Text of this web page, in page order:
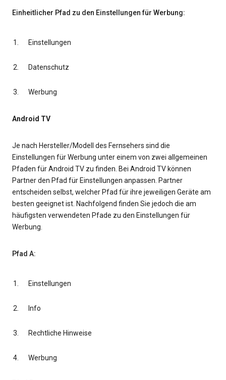
Einheitlicher Pfad zu den Einstellungen für Werbung:
Einstellungen
Datenschutz
Werbung
Android TV
Je nach Hersteller/Modell des Fernsehers sind die
Einstellungen für Werbung unter einem von zwei allgemeinen
Pfaden für Android TV zu finden. Bei Android TV können
Partner den Pfad für Einstellungen anpassen. Partner
entscheiden selbst, welcher Pfad für ihre jeweiligen Geräte am
besten geeignet ist. Nachfolgend finden Sie jedoch die am
häufigsten verwendeten Pfade zu den Einstellungen für
Werbung.
Pfad A:
Einstellungen
Info
Rechtliche Hinweise
Werbung